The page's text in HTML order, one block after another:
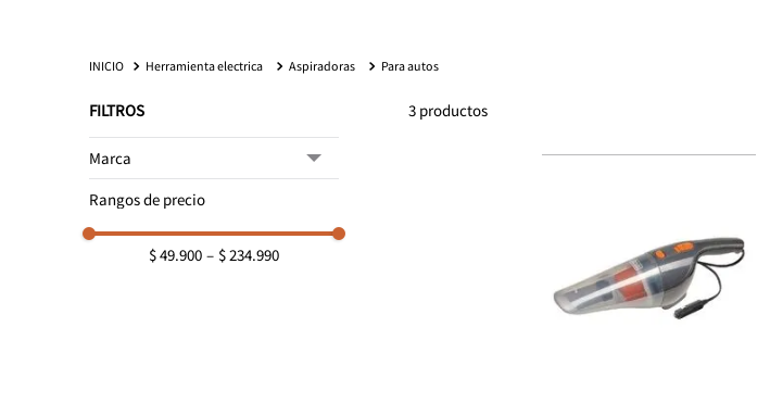
Herramienta electrica Aspiradoras Para autos
FILTROS
Marca
Black Decker
DISCOVER
Rangos de precio
$ 49.900 – $ 234.990
3 productos